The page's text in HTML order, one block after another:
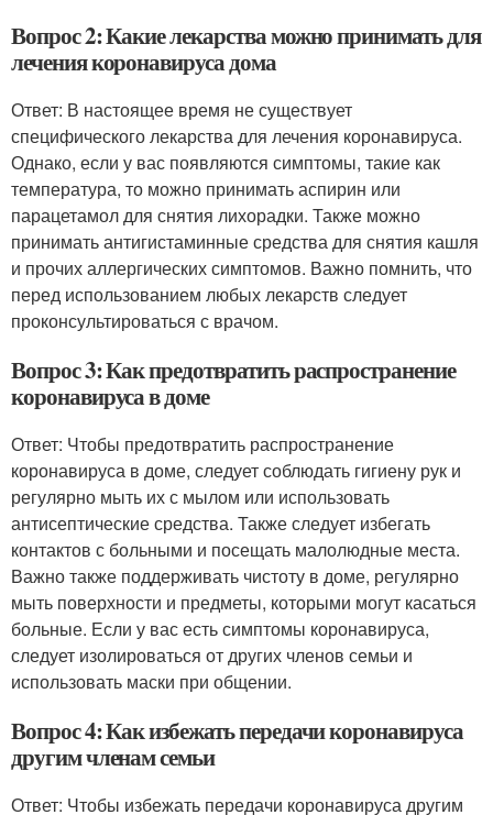
Вопрос 2: Какие лекарства можно принимать для
лечения коронавируса дома
Ответ: В настоящее время не существует
специфического лекарства для лечения коронавируса.
Однако, если у вас появляются симптомы, такие как
температура, то можно принимать аспирин или
парацетамол для снятия лихорадки. Также можно
принимать антигистаминные средства для снятия кашля
и прочих аллергических симптомов. Важно помнить, что
перед использованием любых лекарств следует
проконсультироваться с врачом.
Вопрос 3: Как предотвратить распространение
коронавируса в доме
Ответ: Чтобы предотвратить распространение
коронавируса в доме, следует соблюдать гигиену рук и
регулярно мыть их с мылом или использовать
антисептические средства. Также следует избегать
контактов с больными и посещать малолюдные места.
Важно также поддерживать чистоту в доме, регулярно
мыть поверхности и предметы, которыми могут касаться
больные. Если у вас есть симптомы коронавируса,
следует изолироваться от других членов семьи и
использовать маски при общении.
Вопрос 4: Как избежать передачи коронавируса
другим членам семьи
Ответ: Чтобы избежать передачи коронавируса другим